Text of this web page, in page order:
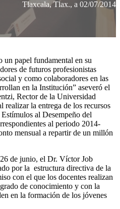
Tlaxcala, Tlax., a 02/07/2014
un papel fundamental en su
de futuros profesionistas
y como colaboradores en las
en la Institución” aseveró el
Rector de la Universidad
la entrega de los recursos
al Desempeño del
al periodo 2014-
mensual a repartir de un millón
de junio, el Dr. Víctor Job
por la estructura directiva de la
con el que los docentes realizan
de conocimiento y con la
en la formación de los jóvenes